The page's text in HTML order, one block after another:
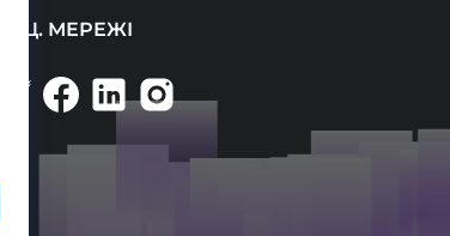
СОЦ. МЕРЕЖІ